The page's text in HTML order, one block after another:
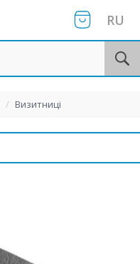
RU
/ Визитниці